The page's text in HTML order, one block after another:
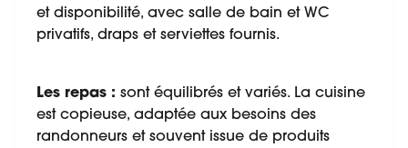
et disponibilité, avec salle de bain et WC
privatifs, draps et serviettes fournis.
Les repas : sont équilibrés et variés. La cuisine
est copieuse, adaptée aux besoins des
randonneurs et souvent issue de produits